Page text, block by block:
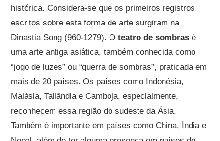
histórica. Considera-se que os primeiros registros
escritos sobre esta forma de arte surgiram na
Dinastia Song (960-1279). Oteatro de sombras é
uma arte antiga asiática, também conhecida como
“jogo de luzes” ou “guerra de sombras”, praticada em
mais de 20 países. Os países como Indonésia,
Malásia, Tailândia e Camboja, especialmente,
reconhecem essa região do sudeste da Ásia.
Também é importante em países como China, Índia e